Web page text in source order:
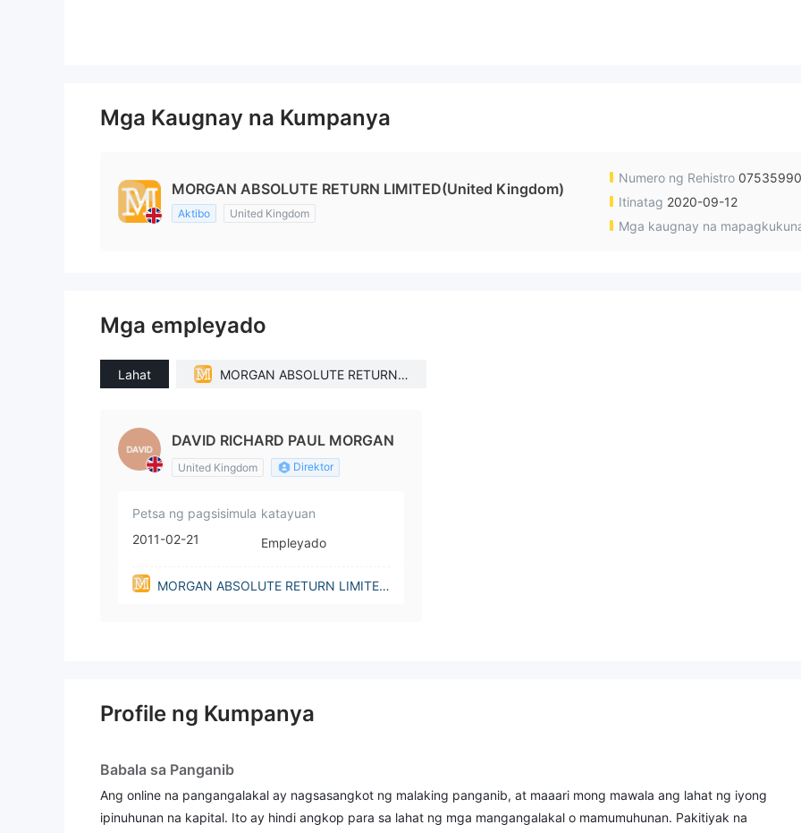
Mga Kaugnay na Kumpanya
MORGAN ABSOLUTE RETURN LIMITED(United Kingdom)
Aktibo United Kingdom
Numero ng Rehistro 07535990
Itinatag 2020-09-12
Mga kaugnay na
Mga empleyado
Lahat
MORGAN ABSOLUTE RETURN L
DAVID RICHARD PAUL MORGAN
United Kingdom Direktor
Petsa ng pagsisimula
2011-02-21
katayuan
Empleyado
MORGAN ABSOLUTE RETURN LIMITED
Profile ng Kumpanya
Babala sa Panganib
Ang online na pangangalakal ay nagsasangkot ng malaking panganib, at maaari mong mawala ang lahat ng iyong
ipinuhunan na kapital. Ito ay hindi angkop para sa lahat ng mga mangangalakal o mamumuhunan. Pakitiyak na